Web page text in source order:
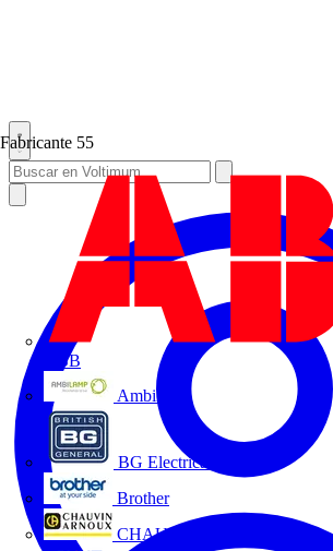
Fabricante 55
ABB
Ambilamp
BG Electrical
Brother
CHAUVIN ARNOUX